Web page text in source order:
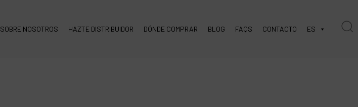
SOBRE NOSOTROS HAZTE DISTRIBUIDOR DÓNDE COMPRAR BLOG FAQS CONTACTO ES